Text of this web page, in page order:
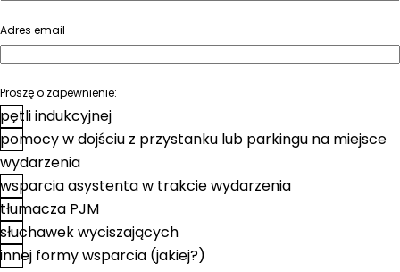
Adres email
Proszę o zapewnienie:
pętli indukcyjnej
pomocy w dojściu z przystanku lub parkingu na miejsce
wydarzenia
wsparcia asystenta w trakcie wydarzenia
tłumacza PJM
słuchawek wyciszających
innej formy wsparcia (jakiej?)